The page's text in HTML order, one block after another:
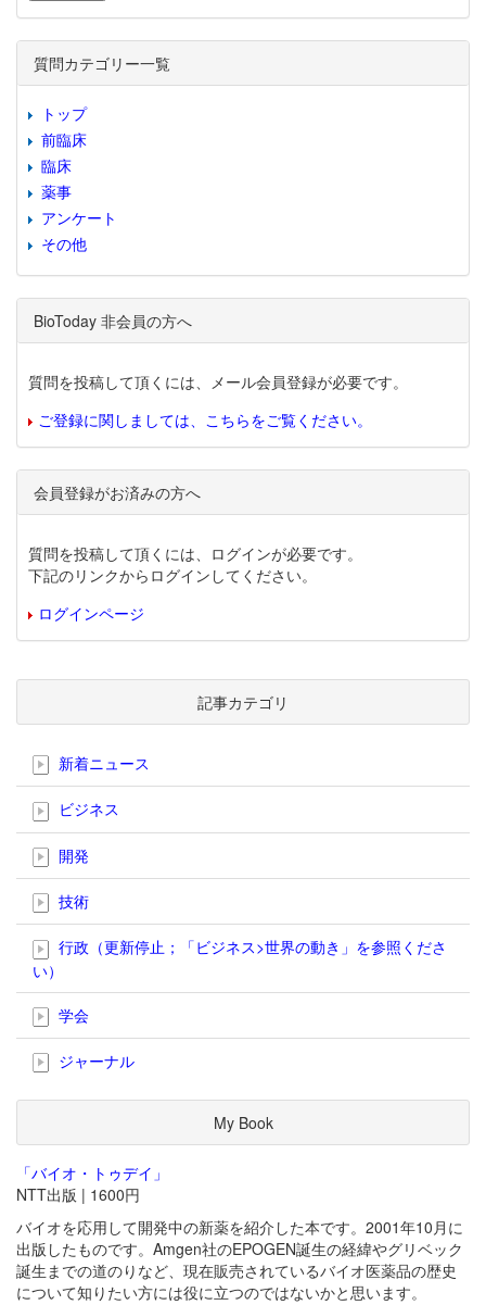
質問カテゴリー一覧
トップ
前臨床
臨床
薬事
アンケート
その他
BioToday 非会員の方へ
質問を投稿して頂くには、メール会員登録が必要です。
ご登録に関しましては、こちらをご覧ください。
会員登録がお済みの方へ
質問を投稿して頂くには、ログインが必要です。
下記のリンクからログインしてください。
ログインページ
記事カテゴリ
新着ニュース
ビジネス
開発
技術
行政（更新停止；「ビジネス>世界の動き」を参照くださ
い）
学会
ジャーナル
My Book
「バイオ・トゥデイ」
NTT出版 | 1600円
バイオを応用して開発中の新薬を紹介した本です。2001年10月に
出版したものです。Amgen社のEPOGEN誕生の経緯やグリベック
誕生までの道のりなど、現在販売されているバイオ医薬品の歴史
について知りたい方には役に立つのではないかと思います。